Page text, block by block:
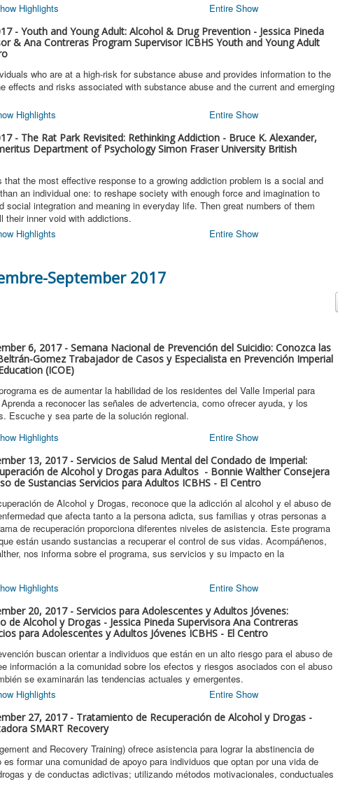
Highlights
Entire Show
- Youth and Young Adult: Alcohol & Drug Prevention - Jessica Pineda
& Ana Contreras Program Supervisor ICBHS Youth and Young Adult
who are at a high-risk for substance abuse and provides information to the
effects and risks associated with substance abuse and the current and emerging
Highlights
Entire Show
- The Rat Park Revisited: Rethinking Addiction - Bruce K. Alexander,
Department of Psychology Simon Fraser University British
that the most effective response to a growing addiction problem is a social and
an individual one: to reshape society with enough force and imagination to
social integration and meaning in everyday life. Then great numbers of them
their inner void with addictions.
Highlights
Entire Show
September 2017
6, 2017 - Semana Nacional de Prevención del Suicidio: Conozca las
Gomez Trabajador de Casos y Especialista en Prevención Imperial
(ICOE)
es de aumentar la habilidad de los residentes del Valle Imperial para
a reconocer las señales de advertencia, como ofrecer ayuda, y los
Escuche y sea parte de la solución regional.
Highlights
Entire Show
13, 2017 - Servicios de Salud Mental del Condado de Imperial:
de Alcohol y Drogas para Adultos - Bonnie Walther Consejera
de Sustancias Servicios para Adultos ICBHS - El Centro
de Alcohol y Drogas, reconoce que la adicción al alcohol y el abuso de
que afecta tanto a la persona adicta, sus familias y otras personas a
de recuperación proporciona diferentes niveles de asistencia. Este programa
están usando sustancias a recuperar el control de sus vidas. Acompáñenos,
nos informa sobre el programa, sus servicios y su impacto en la
Highlights
Entire Show
20, 2017 - Servicios para Adolescentes y Adultos Jóvenes:
de Alcohol y Drogas - Jessica Pineda Supervisora Ana Contreras
para Adolescentes y Adultos Jóvenes ICBHS - El Centro
buscan orientar a individuos que están en un alto riesgo para el abuso de
información a la comunidad sobre los efectos y riesgos asociados con el abuso
se examinarán las tendencias actuales y emergentes.
Highlights
Entire Show
27, 2017 - Tratamiento de Recuperación de Alcohol y Drogas -
SMART Recovery
and Recovery Training) ofrece asistencia para lograr la abstinencia de
formar una comunidad de apoyo para individuos que optan por una vida de
y de conductas adictivas; utilizando métodos motivacionales, conductuales